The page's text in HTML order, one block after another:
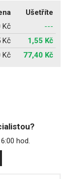
Ušetříte
Kč
---
Kč
1,55 Kč
Kč 77,40 Kč
hod.